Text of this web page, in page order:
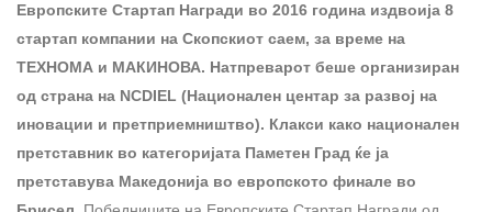
Европските Стартап Награди во 2016 година издвоија 8
стартап компании на Скопскиот саем, за време на
ТЕХНОМА и МАКИНОВА. Натпреварот беше организиран
од страна на NCDIEL (Национален центар за развој на
иновации и претприемништво). Клакси како национален
претставник во категоријата Паметен Град ќе ја
претставува Македонија во европското финале во